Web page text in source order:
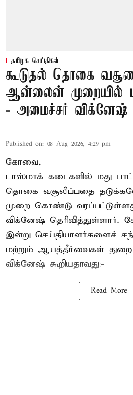
தமிழக செய்திகள்
கூடுதல் தொகை
ஆன்லைன் முறையில்
- அமைச்சர் விக்னேஷ்
Published on: 08 Aug 2026, 4:29 pm
கோவை,
டாஸ்மாக் கடைகளில் மது
தொகை வசூலிப்பதை
முறை கொண்டு
விக்னேஷ் தெரிவித்துள்ளார்.
இன்று செய்தியாளர்களைச்
மற்றும் ஆயத்தீர்வைகள்
விக்னேஷ் கூறியதாவது:-
Read More